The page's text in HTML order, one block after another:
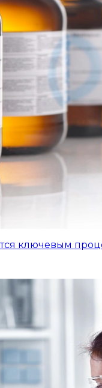
ключевым